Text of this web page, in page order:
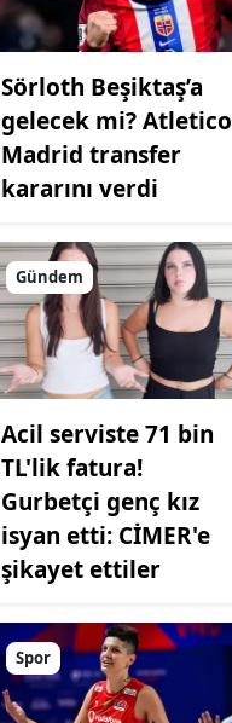
Sörloth Beşiktaş’a
gelecek mi? Atletico
Madrid transfer
kararını verdi
Gündem
Acil serviste 71 bin
TL'lik fatura!
Gurbetçi genç kız
isyan etti: CİMER'e
şikayet ettiler
Spor